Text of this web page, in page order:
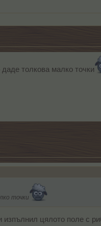
толкова малко точки
точки
изпълнил цялото поле с